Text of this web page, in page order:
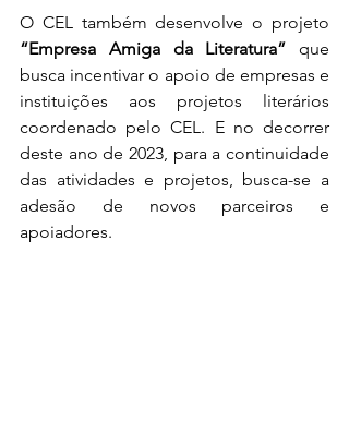
“Empresa Amiga da Literatura” que
busca incentivar o apoio de empresas e
instituições aos projetos literários
coordenado pelo CEL. E no decorrer
deste ano de 2023, para a continuidade
das atividades e projetos, busca-se a
adesão de novos parceiros e
apoiadores.